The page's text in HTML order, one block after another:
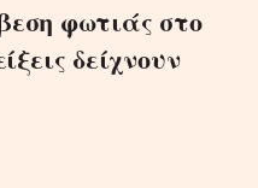
φωτιάς στο
δείχνουν